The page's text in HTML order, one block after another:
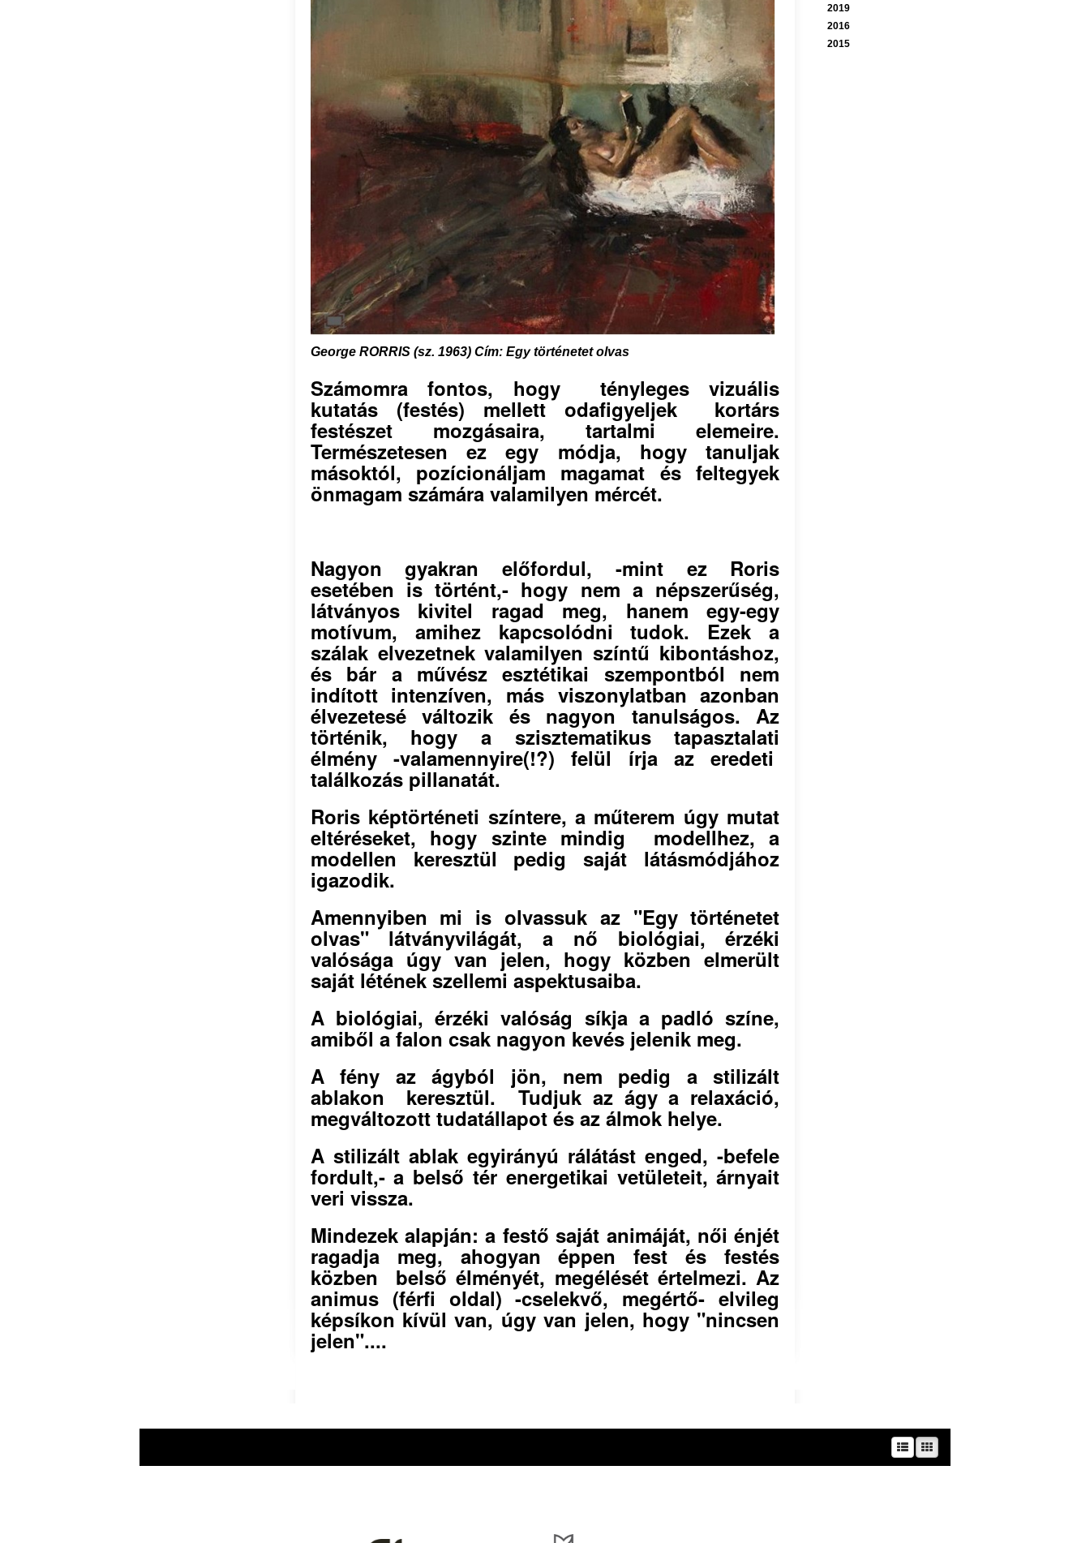
George RORRIS (sz. 1963) Cím: Egy történetet olvas
Számomra fontos, hogy tényleges vizuális
kutatás (festés) mellett odafigyeljek kortárs
festészet mozgásaira, tartalmi elemeire.
Természetesen ez egy módja, hogy tanuljak
másoktól, pozícionáljam magamat és feltegyek
önmagam számára valamilyen mércét.
Nagyon gyakran előfordul, -mint ez Roris
esetében is történt,- hogy nem a népszerűség,
látványos kivitel ragad meg, hanem egy-egy
motívum, amihez kapcsolódni tudok. Ezek a
szálak elvezetnek valamilyen színtű kibontáshoz,
és bár a művész esztétikai szempontból nem
indított intenzíven, más viszonylatban azonban
élvezetesé változik és nagyon tanulságos. Az
történik, hogy a szisztematikus tapasztalati
élmény -valamennyire(!?) felül írja az eredeti
találkozás pillanatát.
Roris képtörténeti színtere, a műterem úgy mutat
eltéréseket, hogy szinte mindig modellhez, a
modellen keresztül pedig saját látásmódjához
igazodik.
Amennyiben mi is olvassuk az "Egy történetet
olvas" látványvilágát, a nő biológiai, érzéki
valósága úgy van jelen, hogy közben elmerült
saját létének szellemi aspektusaiba.
A biológiai, érzéki valóság síkja a padló színe,
amiből a falon csak nagyon kevés jelenik meg.
A fény az ágyból jön, nem pedig a stilizált
ablakon keresztül. Tudjuk az ágy a relaxáció,
megváltozott tudatállapot és az álmok helye.
A stilizált ablak egyirányú rálátást enged, -befele
fordult,- a belső tér energetikai vetületeit, árnyait
veri vissza.
Mindezek alapján: a festő saját animáját, női énjét
ragadja meg, ahogyan éppen fest és festés
közben belső élményét, megélését értelmezi. Az
animus (férfi oldal) -cselekvő, megértő- elvileg
képsíkon kívül van, úgy van jelen, hogy "nincsen
jelen"....
2019
2016
2015